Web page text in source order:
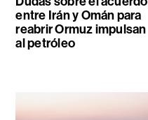
entre Irán y Omán para
reabrir Ormuz impulsan
al petróleo